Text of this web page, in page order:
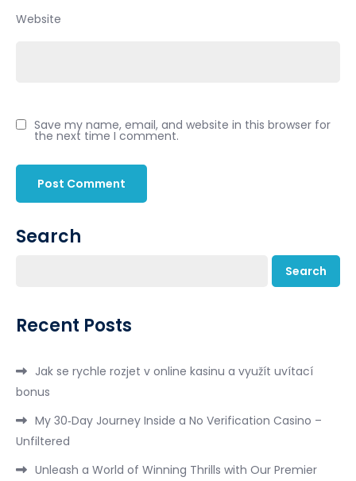
Website
Save my name, email, and website in this browser for
the next time I comment.
Search
Search
Recent Posts
Jak se rychle rozjet v online kasinu a využít uvítací
bonus
My 30‑Day Journey Inside a No Verification Casino –
Unfiltered
Unleash a World of Winning Thrills with Our Premier